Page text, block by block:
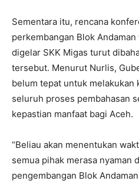
Sementara itu, rencana
perkembangan Blok
digelar SKK Migas turut
tersebut. Menurut Nurlis,
belum tepat untuk
seluruh proses pembahasan
kepastian manfaat bagi Aceh.
“Beliau akan menentukan
semua pihak merasa nyaman
pengembangan Blok